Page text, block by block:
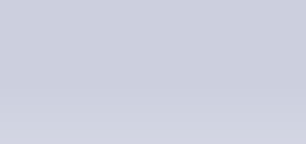
sur ce site web ?
du site web. Vous